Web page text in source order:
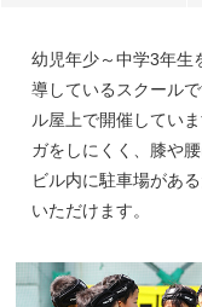
幼児年少～中学3年生
導しているスクール
ル屋上で開催してい
ガをしにくく、膝や
ビル内に駐車場があ
いただけます。